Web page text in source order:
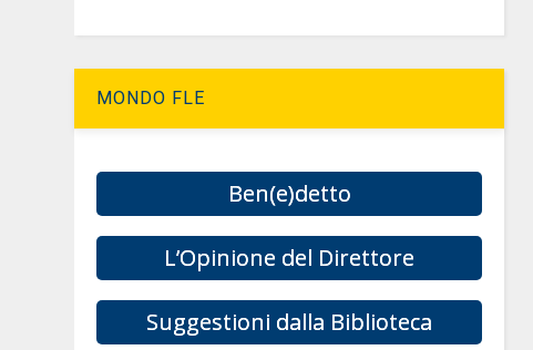
MONDO FLE
Ben(e)detto
L’Opinione del Direttore
Suggestioni dalla Biblioteca